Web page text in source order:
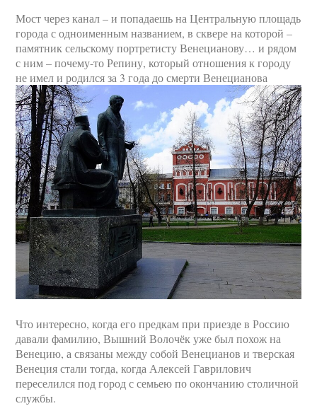
Мост через канал – и попадаешь на Центральную площадь
города с одноименным названием, в сквере на которой –
памятник сельскому портретисту Венецианову… и рядом
с ним – почему-то Репину, который отношения к городу
не имел и родился за 3 года до смерти Венецианова
Что интересно, когда его предкам при приезде в Россию
давали фамилию, Вышний Волочёк уже был похож на
Венецию, а связаны между собой Венецианов и тверская
Венеция стали тогда, когда Алексей Гаврилович
переселился под город с семьею по окончанию столичной
службы.